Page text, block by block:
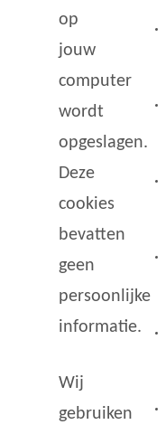
op
jouw
computer
wordt
opgeslagen.
Deze
cookies
bevatten
geen
persoonlijke
informatie.
Wij
gebruiken